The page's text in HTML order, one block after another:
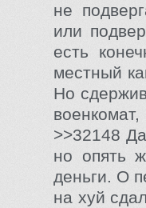
не
или
есть
местный
Но
>>32148
но опять
деньги. О
на хуй